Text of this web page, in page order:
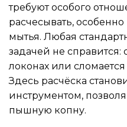
требуют особого
расчесывать,
мытья. Любая
задачей не справится:
локонах или
Здесь расчёска
инструментом,
пышную копну.